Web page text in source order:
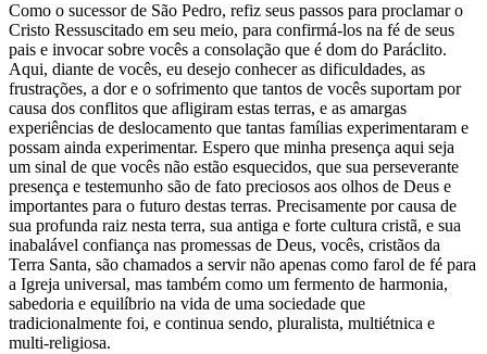
Como o sucessor de São Pedro, refiz seus passos para proclamar o
Cristo Ressuscitado em seu meio, para confirmá-los na fé de seus
pais e invocar sobre vocês a consolação que é dom do Paráclito.
Aqui, diante de vocês, eu desejo conhecer as dificuldades, as
frustrações, a dor e o sofrimento que tantos de vocês suportam por
causa dos conflitos que afligiram estas terras, e as amargas
experiências de deslocamento que tantas famílias experimentaram e
possam ainda experimentar. Espero que minha presença aqui seja
um sinal de que vocês não estão esquecidos, que sua perseverante
presença e testemunho são de fato preciosos aos olhos de Deus e
importantes para o futuro destas terras. Precisamente por causa de
sua profunda raiz nesta terra, sua antiga e forte cultura cristã, e sua
inabalável confiança nas promessas de Deus, vocês, cristãos da
Terra Santa, são chamados a servir não apenas como farol de fé para
a Igreja universal, mas também como um fermento de harmonia,
sabedoria e equilíbrio na vida de uma sociedade que
tradicionalmente foi, e continua sendo, pluralista, multiétnica e
multi-religiosa.